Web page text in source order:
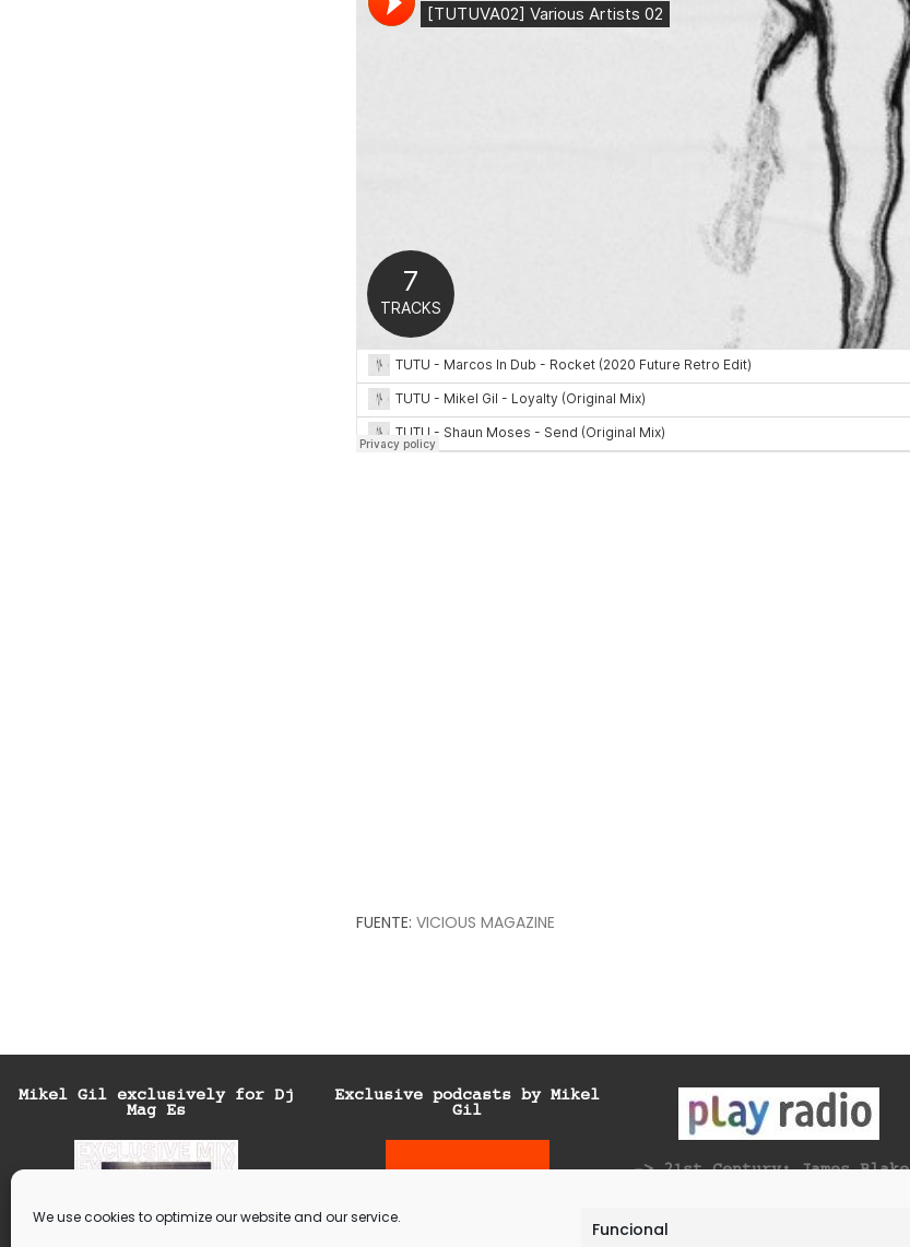
We use cookies to optimize our website and our service.
Funcional
FUENTE: VICIOUS MAGAZINE
Mikel Gil exclusively for Dj
Mag Es
Exclusive podcasts by Mikel
Gil
-> 21st Century: James Blake
Recharge